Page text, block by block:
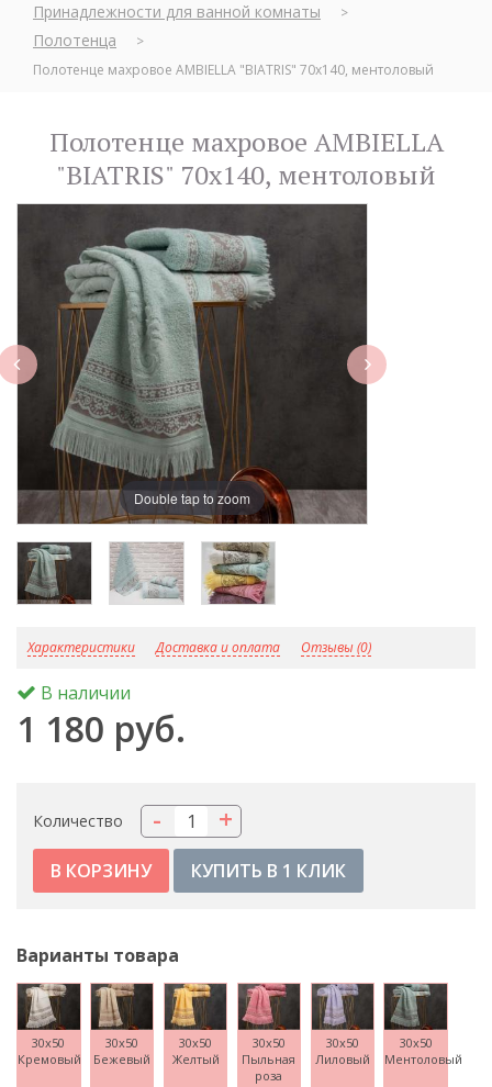
Принадлежности для ванной комнаты >
Полотенца
>
Полотенце махровое AMBIELLA "BIATRIS" 70х140, ментоловый
Полотенце махровое AMBIELLA
"BIATRIS" 70х140, ментоловый
Double tap to zoom
next
Характеристики Доставка и оплата Отзывы (0)
В наличии
1 180 руб.
Количество +
-
КУПИТЬ В 1 КЛИК
Варианты товара
30x50
Кремовый
30x50
Бежевый
30x50
Желтый
30x50
Пыльная
роза
30x50
Лиловый
30x50
Ментоловый